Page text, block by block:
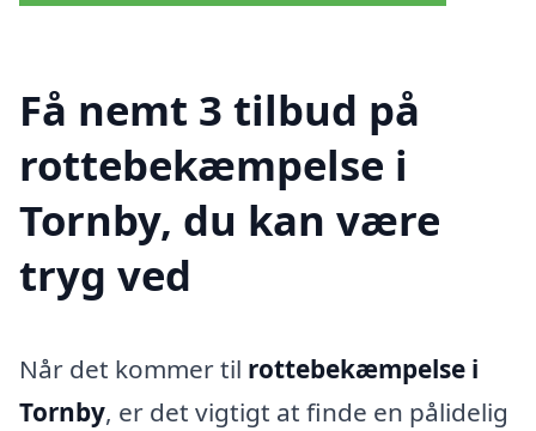
Få nemt 3 tilbud på
rottebekæmpelse i
Tornby, du kan være
tryg ved
Når det kommer til rottebekæmpelse i
Tornby, er det vigtigt at finde en pålidelig